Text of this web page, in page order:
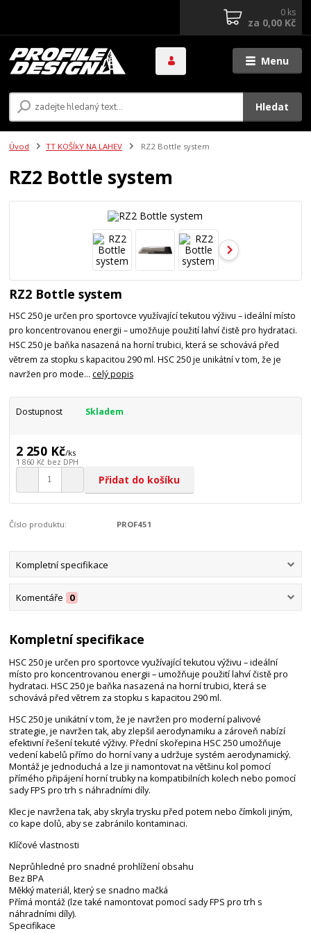
Menu
Hledat
0 ks
za 0,00 Kč
Úvod TT KOŠÍkY NA LAHEV RZ2 Bottle system
RZ2 Bottle system
RZ2 Bottle system
HSC 250 je určen pro sportovce využívající tekutou výživu – ideální místo
pro koncentrovanou energii – umožňuje použití lahví čistě pro hydrataci.
HSC 250 je baňka nasazená na horní trubici, která se schovává před
větrem za stopku s kapacitou 290 ml. HSC 250 je unikátní v tom, že je
navržen pro mode... celý popis
Dostupnost Skladem
2 250 Kč/ks
1 860 Kč bez DPH
Přidat do košíku
Číslo produktu: PROF451
Kompletní specifikace
Komentáře 0
Kompletní specifikace
HSC 250 je určen pro sportovce využívající tekutou výživu – ideální
místo pro koncentrovanou energii – umožňuje použití lahví čistě pro
hydrataci. HSC 250 je baňka nasazená na horní trubici, která se
schovává před větrem za stopku s kapacitou 290 ml.
HSC 250 je unikátní v tom, že je navržen pro moderní palivové
strategie, je navržen tak, aby zlepšil aerodynamiku a zároveň nabízí
efektivní řešení tekuté výživy. Přední skořepina HSC 250 umožňuje
vedení kabelů přímo do horní vany a udržuje systém aerodynamický.
Montáž je jednoduchá a lze ji namontovat na většinu kol pomocí
přímého připájení horní trubky na kompatibilních kolech nebo pomocí
sady FPS pro trh s náhradními díly.
Klec je navržena tak, aby skryla trysku před potem nebo čímkoli jiným,
co kape dolů, aby se zabránilo kontaminaci.
Klíčové vlastnosti
Neprůhledné pro snadné prohlížení obsahu
Bez BPA
Měkký materiál, který se snadno mačká
Přímá montáž (lze také namontovat pomocí sady FPS pro trh s
náhradními díly).
Specifikace